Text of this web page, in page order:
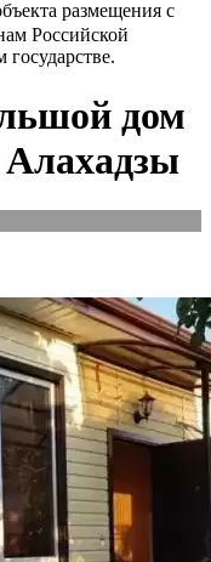
размещения с
Российской
дом